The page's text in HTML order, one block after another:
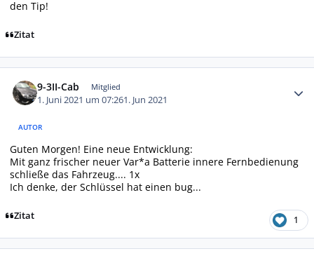
den Tip!
Zitat
9-3II-Cab Mitglied
1. Juni 2021 um 07:261. Jun 2021
AUTOR
Guten Morgen! Eine neue Entwicklung:
Mit ganz frischer neuer Var*a Batterie innere Fernbedienung
schließe das Fahrzeug.... 1x
Ich denke, der Schlüssel hat einen bug...
Zitat 1